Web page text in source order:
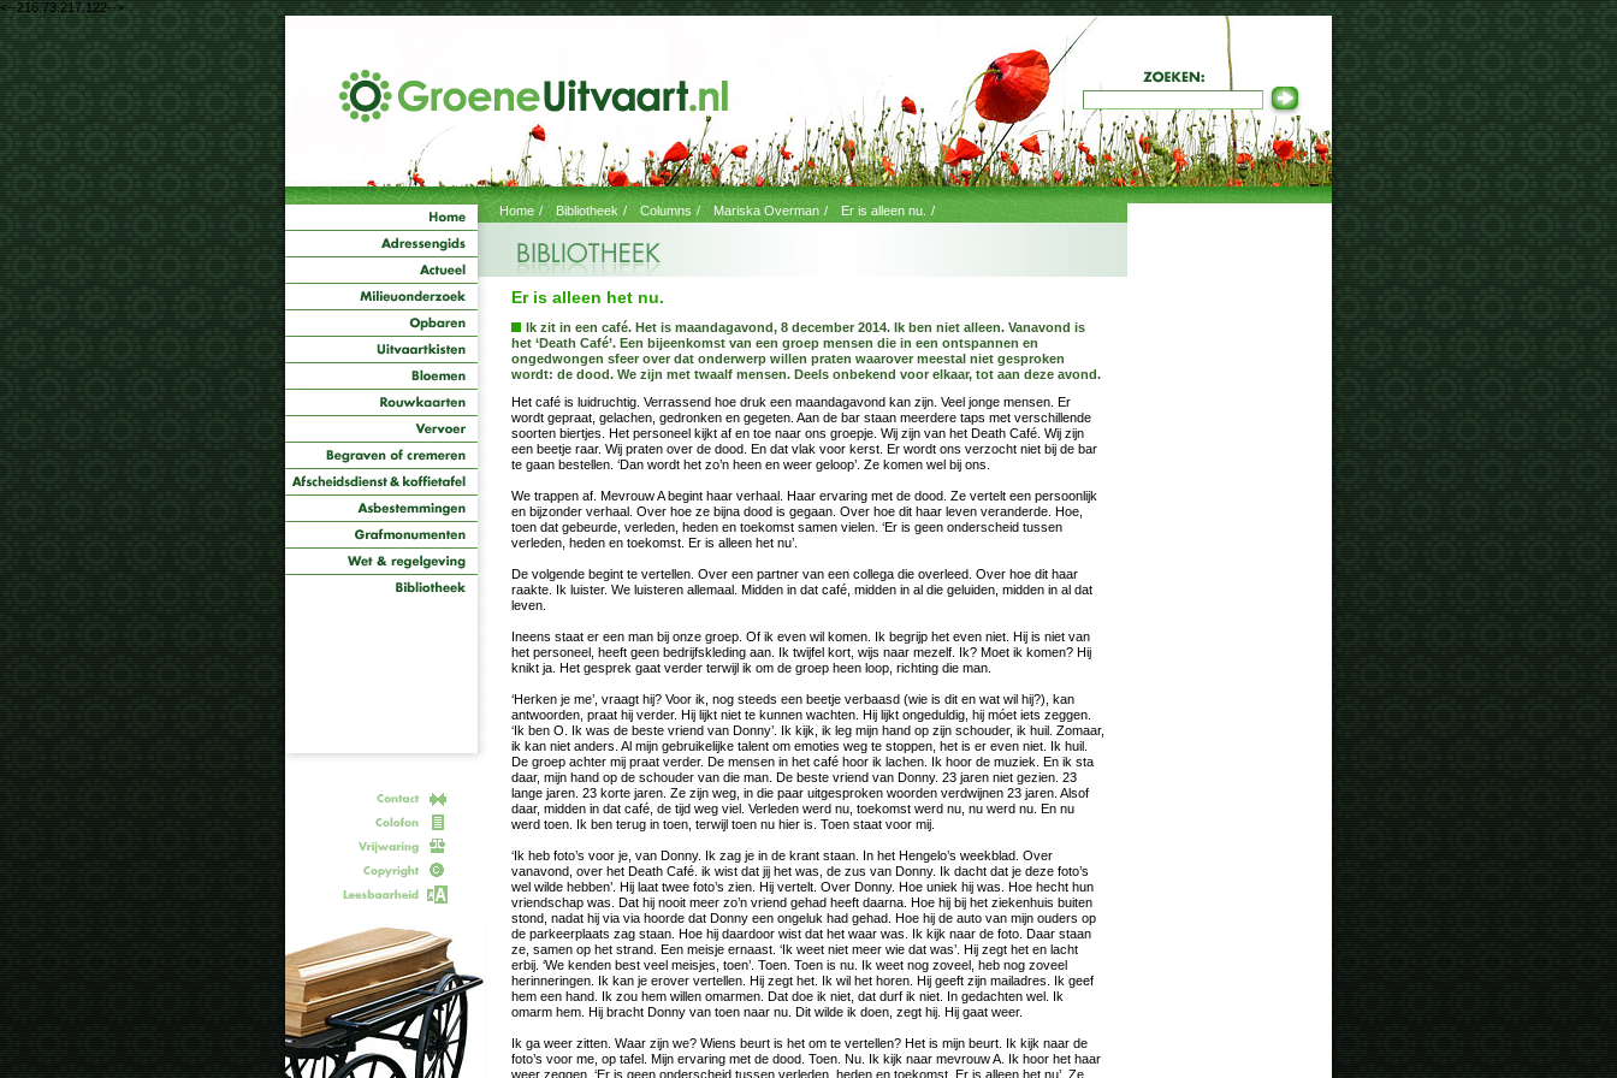
<--216.73.217.122-->
Home / Bibliotheek / Columns / Mariska Overman / Er is alleen nu. /
Er is alleen het nu.
Ik zit in een café. Het is maandagavond, 8 december 2014. Ik ben niet alleen. Vanavond is
het ‘Death Café’. Een bijeenkomst van een groep mensen die in een ontspannen en
ongedwongen sfeer over dat onderwerp willen praten waarover meestal niet gesproken
wordt: de dood. We zijn met twaalf mensen. Deels onbekend voor elkaar, tot aan deze avond.
Het café is luidruchtig. Verrassend hoe druk een maandagavond kan zijn. Veel jonge mensen. Er
wordt gepraat, gelachen, gedronken en gegeten. Aan de bar staan meerdere taps met verschillende
soorten biertjes. Het personeel kijkt af en toe naar ons groepje. Wij zijn van het Death Café. Wij zijn
een beetje raar. Wij praten over de dood. En dat vlak voor kerst. Er wordt ons verzocht niet bij de bar
te gaan bestellen. ‘Dan wordt het zo’n heen en weer geloop’. Ze komen wel bij ons.
We trappen af. Mevrouw A begint haar verhaal. Haar ervaring met de dood. Ze vertelt een persoonlijk
en bijzonder verhaal. Over hoe ze bijna dood is gegaan. Over hoe dit haar leven veranderde. Hoe,
toen dat gebeurde, verleden, heden en toekomst samen vielen. ‘Er is geen onderscheid tussen
verleden, heden en toekomst. Er is alleen het nu’.
De volgende begint te vertellen. Over een partner van een collega die overleed. Over hoe dit haar
raakte. Ik luister. We luisteren allemaal. Midden in dat café, midden in al die geluiden, midden in al dat
leven.
Ineens staat er een man bij onze groep. Of ik even wil komen. Ik begrijp het even niet. Hij is niet van
het personeel, heeft geen bedrijfskleding aan. Ik twijfel kort, wijs naar mezelf. Ik? Moet ik komen? Hij
knikt ja. Het gesprek gaat verder terwijl ik om de groep heen loop, richting die man.
‘Herken je me’, vraagt hij? Voor ik, nog steeds een beetje verbaasd (wie is dit en wat wil hij?), kan
antwoorden, praat hij verder. Hij lijkt niet te kunnen wachten. Hij lijkt ongeduldig, hij móet iets zeggen.
‘Ik ben O. Ik was de beste vriend van Donny’. Ik kijk, ik leg mijn hand op zijn schouder, ik huil. Zomaar,
ik kan niet anders. Al mijn gebruikelijke talent om emoties weg te stoppen, het is er even niet. Ik huil.
De groep achter mij praat verder. De mensen in het café hoor ik lachen. Ik hoor de muziek. En ik sta
daar, mijn hand op de schouder van die man. De beste vriend van Donny. 23 jaren niet gezien. 23
lange jaren. 23 korte jaren. Ze zijn weg, in die paar uitgesproken woorden verdwijnen 23 jaren. Alsof
daar, midden in dat café, de tijd weg viel. Verleden werd nu, toekomst werd nu, nu werd nu. En nu
werd toen. Ik ben terug in toen, terwijl toen nu hier is. Toen staat voor mij.
‘Ik heb foto’s voor je, van Donny. Ik zag je in de krant staan. In het Hengelo’s weekblad. Over
vanavond, over het Death Café. ik wist dat jij het was, de zus van Donny. Ik dacht dat je deze foto’s
wel wilde hebben’. Hij laat twee foto’s zien. Hij vertelt. Over Donny. Hoe uniek hij was. Hoe hecht hun
vriendschap was. Dat hij nooit meer zo’n vriend gehad heeft daarna. Hoe hij bij het ziekenhuis buiten
stond, nadat hij via via hoorde dat Donny een ongeluk had gehad. Hoe hij de auto van mijn ouders op
de parkeerplaats zag staan. Hoe hij daardoor wist dat het waar was. Ik kijk naar de foto. Daar staan
ze, samen op het strand. Een meisje ernaast. ‘Ik weet niet meer wie dat was’. Hij zegt het en lacht
erbij. ‘We kenden best veel meisjes, toen’. Toen. Toen is nu. Ik weet nog zoveel, heb nog zoveel
herinneringen. Ik kan je erover vertellen. Hij zegt het. Ik wil het horen. Hij geeft zijn mailadres. Ik geef
hem een hand. Ik zou hem willen omarmen. Dat doe ik niet, dat durf ik niet. In gedachten wel. Ik
omarm hem. Hij bracht Donny van toen naar nu. Dit wilde ik doen, zegt hij. Hij gaat weer.
Ik ga weer zitten. Waar zijn we? Wiens beurt is het om te vertellen? Het is mijn beurt. Ik kijk naar de
foto’s voor me, op tafel. Mijn ervaring met de dood. Toen. Nu. Ik kijk naar mevrouw A. Ik hoor het haar
weer zeggen. ‘Er is geen onderscheid tussen verleden, heden en toekomst. Er is alleen het nu’. Ze